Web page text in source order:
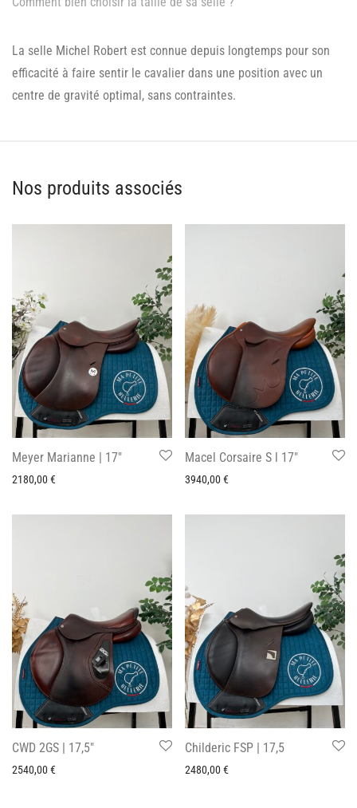
La selle Michel Robert est connue depuis longtemps pour son
efficacité à faire sentir le cavalier dans une position avec un
centre de gravité optimal, sans contraintes.
Nos produits associés
Meyer Marianne | 17″
2180,00€
Macel Corsaire S l 17″
3940,00€
CWD 2GS | 17,5″
2540,00€
Childeric FSP | 17,5
2480,00€